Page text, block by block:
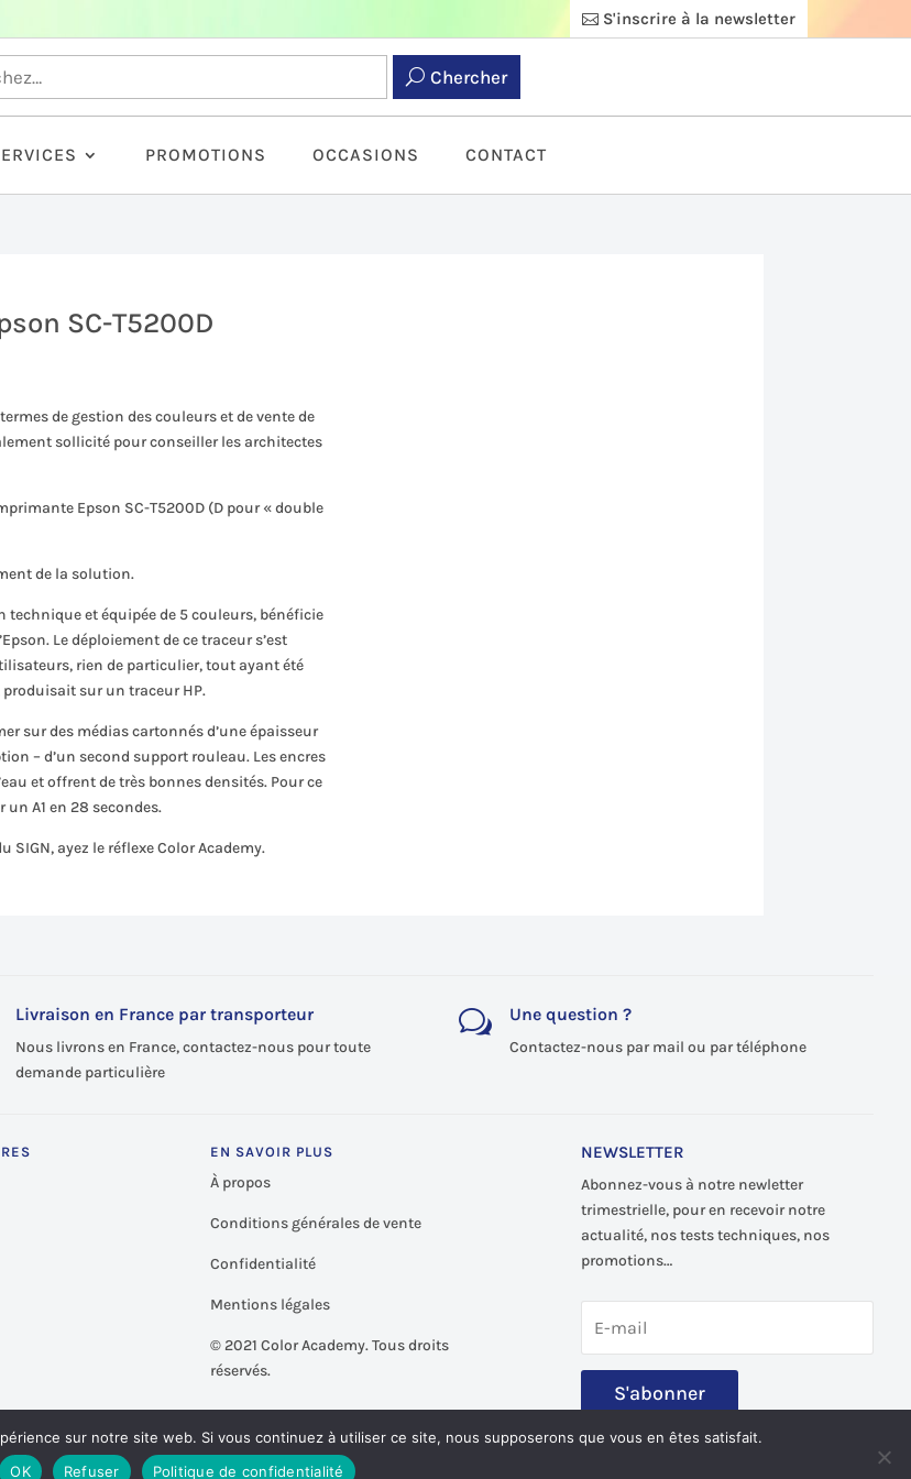
S'inscrire à la newsletter
Chercher
PROMOTIONS OCCASIONS CONTACT
SC-T5200D
de gestion des couleurs et de vente de
sollicité pour conseiller les architectes
Epson SC-T5200D (D pour « double
de la solution.
technique et équipée de 5 couleurs, bénéficie
Le déploiement de ce traceur s’est
rien de particulier, tout ayant été
sur un traceur HP.
sur des médias cartonnés d’une épaisseur
– d’un second support rouleau. Les encres
et offrent de très bonnes densités. Pour ce
A1 en 28 secondes.
ayez le réflexe Color Academy.
Livraison en France par transporteur
Nous livrons en France, contactez-nous pour toute
demande particulière
w Une question ?
Contactez-nous par mail ou par téléphone
EN SAVOIR PLUS
À propos
Conditions générales de vente
Confidentialité
Mentions légales
© 2021 Color Academy. Tous droits
réservés.
NEWSLETTER
Abonnez-vous à notre newletter
trimestrielle, pour en recevoir notre
actualité, nos tests techniques, nos
promotions…
S'abonner
sur notre site web. Si vous continuez à utiliser ce site, nous supposerons que vous en êtes satisfait.
OK
Refuser Politique de confidentialité